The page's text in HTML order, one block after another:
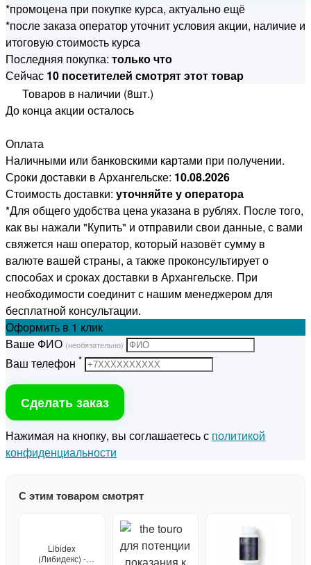
*промоцена при покупке курса, актуально ещё
*после заказа оператор уточнит условия акции, наличие и
итоговую стоимость курса
Последняя покупка: только что
Сейчас 10 посетителей смотрят этот товар
Товаров в наличии (8шт.)
До конца акции осталось
Оплата
Наличными или банковскими картами при получении.
Сроки доставки в Архангельске: 10.08.2026
Стоимость доставки: уточняйте у оператора
*Для общего удобства цена указана в рублях. После того,
как вы нажали "Купить" и отправили свои данные, с вами
свяжется наш оператор, который назовёт сумму в
валюте вашей страны, а также проконсультирует о
способах и сроках доставки в Архангельске. При
необходимости соединит с нашим менеджером для
бесплатной консультации.
Оформить в 1 клик
Ваше ФИО (необязательно)
Ваш телефон *
Сделать заказ
Нажимая на кнопку, вы соглашаетесь с политикой
конфиденциальности
С этим товаром смотрят
Libidex
(Либидекс) -